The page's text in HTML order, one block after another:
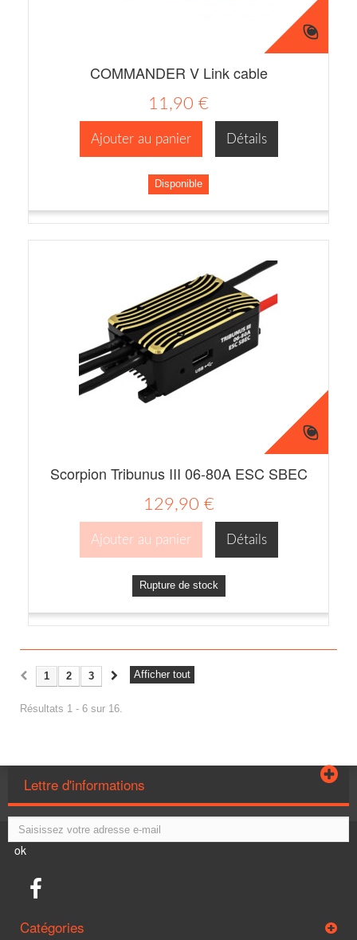
COMMANDER V Link cable
11,90 €
Ajouter au panier Détails
Disponible
Scorpion Tribunus III 06-80A ESC SBEC
129,90 €
Ajouter au panier Détails
Rupture de stock
Afficher tout
1 2 3
Résultats 1 - 6 sur 16.
Lettre d'informations
ok
Catégories